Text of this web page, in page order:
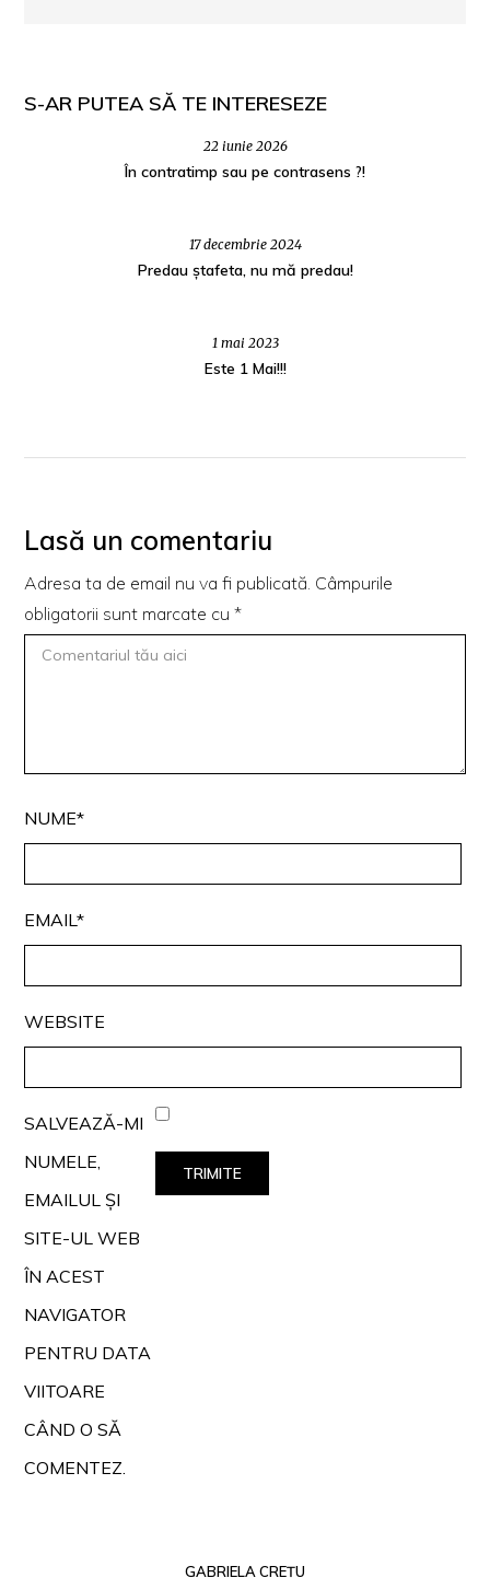
S-AR PUTEA SĂ TE INTERESEZE
22 iunie 2026
În contratimp sau pe contrasens ?!
17 decembrie 2024
Predau ștafeta, nu mă predau!
1 mai 2023
Este 1 Mai!!!
Lasă un comentariu
Adresa ta de email nu va fi publicată. Câmpurile
obligatorii sunt marcate cu*
NUME*
EMAIL*
WEBSITE
SALVEAZĂ-MI
NUMELE,
EMAILUL ȘI
SITE-UL WEB
ÎN ACEST
NAVIGATOR
PENTRU DATA
VIITOARE
CÂND O SĂ
COMENTEZ.
GABRIELA CREȚU